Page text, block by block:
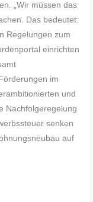
„Wir müssen das
Das bedeutet:
Regelungen zum
einrichten
im
und
Nachfolgeregelung
senken
auf